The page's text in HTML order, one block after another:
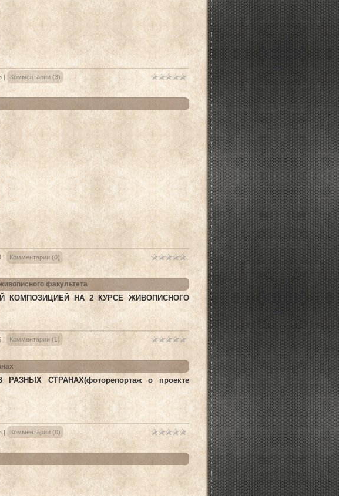
| Комментарии (3)
| Комментарии (0)
факультета
КОМПОЗИЦИЕЙ НА 2 КУРСЕ ЖИВОПИСНОГО
| Комментарии (1)
СТРАНАХ(фоторепортаж о проекте
| Комментарии (0)